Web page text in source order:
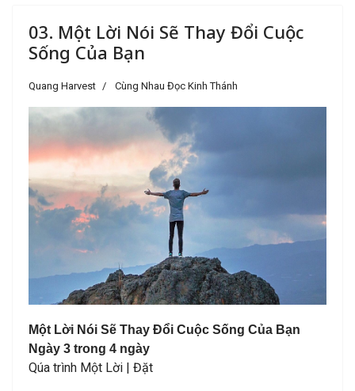
03. Một Lời Nói Sẽ Thay Đổi Cuộc
Sống Của Bạn
Quang Harvest Cùng Nhau Đọc Kinh Thánh
Một Lời Nói Sẽ Thay Đổi Cuộc Sống Của Bạn
Ngày 3 trong 4 ngày
Qúa trình Một Lời | Đặt